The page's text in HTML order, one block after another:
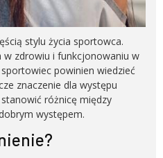
stylu życia sportowca.
w zdrowiu i funkcjonowaniu w
powinien wiedzieć
znaczenie dla występu
różnicę między
występem.